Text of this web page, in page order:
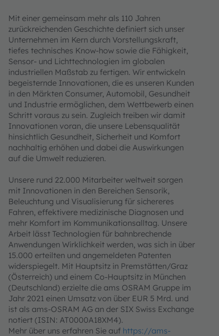
Mit einer gemeinsam mehr als 110 Jahren
zurückreichenden Geschichte definiert sich unser
Unternehmen im Kern durch Vorstellungskraft,
tiefes technisches Know-how sowie die Fähigkeit,
Sensor- und Lichttechnologien im globalen
industriellen Maßstab zu fertigen. Wir entwickeln
begeisternde Innovationen, die es unseren Kunden
in den Märkten Consumer, Automobil, Gesundheit
und Industrie ermöglichen, dem Wettbewerb einen
Schritt voraus zu sein. Zugleich treiben wir damit
Innovationen voran, die unsere Lebensqualität
hinsichtlich Gesundheit, Sicherheit und Komfort
nachhaltig erhöhen und dabei die Auswirkungen
auf die Umwelt reduzieren.
Unsere rund 22.000 Mitarbeiter weltweit sorgen
mit Innovationen in den Bereichen Sensorik,
Beleuchtung und Visualisierung für sichereres
Fahren, effektivere medizinische Diagnosen und
mehr Komfort im Kommunikationsalltag. Unsere
Arbeit lässt Technologien für bahnbrechende
Anwendungen Wirklichkeit werden, was sich in über
15.000 erteilten und angemeldeten Patenten
widerspiegelt. Mit Hauptsitz in Premstätten/Graz
(Österreich) und einem Co-Hauptsitz in München
(Deutschland) erzielte die ams OSRAM Gruppe im
Jahr 2021 einen Umsatz von über EUR 5 Mrd. und
ist als ams-OSRAM AG an der SIX Swiss Exchange
notiert (ISIN: AT0000A18XM4).
Mehr über uns erfahren Sie auf https://ams-